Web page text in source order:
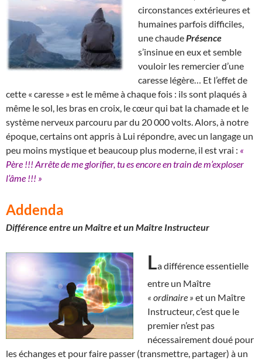
circonstances extérieures et
humaines parfois difficiles,
une chaude Présence
s’insinue en eux et semble
vouloir les remercier d’une
caresse légère… Et l’effet de
cette « caresse » est le même à chaque fois : ils sont plaqués à
même le sol, les bras en croix, le cœur qui bat la chamade et le
système nerveux parcouru par du 20 000 volts. Alors, à notre
époque, certains ont appris à Lui répondre, avec un langage un
peu moins mystique et beaucoup plus moderne, il est vrai : «
Père !!! Arrête de me glorifier, tu es encore en train de m’exploser
l’âme !!! »
Addenda
Différence entre un Maître et un Maître Instructeur
La différence essentielle
entre un Maître
« ordinaire » et un Maître
Instructeur, c’est que le
premier n’est pas
nécessairement doué pour
les échanges et pour faire passer (transmettre, partager) à un